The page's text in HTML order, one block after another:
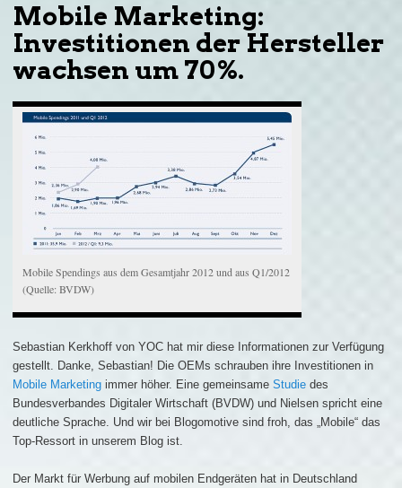
Mobile Marketing:
Investitionen der Hersteller
wachsen um 70%.
Mobile Spendings aus dem Gesamtjahr 2012 und aus Q1/2012
(Quelle: BVDW)
Sebastian Kerkhoff von YOC hat mir diese Informationen zur Verfügung
gestellt. Danke, Sebastian! Die OEMs schrauben ihre Investitionen in
Mobile Marketing immer höher. Eine gemeinsame Studie des
Bundesverbandes Digitaler Wirtschaft (BVDW) und Nielsen spricht eine
deutliche Sprache. Und wir bei Blogomotive sind froh, das „Mobile“ das
Top-Ressort in unserem Blog ist.
Der Markt für Werbung auf mobilen Endgeräten hat in Deutschland